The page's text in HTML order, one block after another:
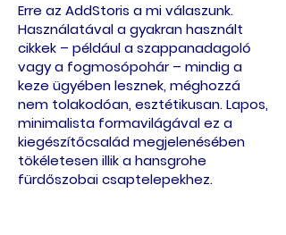
Erre az AddStoris a mi válaszunk.
Használatával a gyakran használt
cikkek – például a szappanadagoló
vagy a fogmosópohár – mindig a
keze ügyében lesznek, méghozzá
nem tolakodóan, esztétikusan. Lapos,
minimalista formavilágával ez a
kiegészítőcsalád megjelenésében
tökéletesen illik a hansgrohe
fürdőszobai csaptelepekhez.